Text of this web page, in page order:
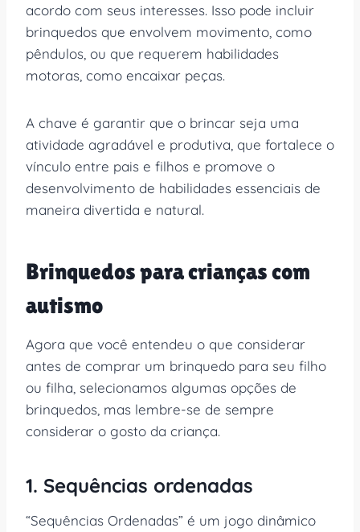
acordo com seus interesses. Isso pode incluir
brinquedos que envolvem movimento, como
pêndulos, ou que requerem habilidades
motoras, como encaixar peças.
A chave é garantir que o brincar seja uma
atividade agradável e produtiva, que fortalece o
vínculo entre pais e filhos e promove o
desenvolvimento de habilidades essenciais de
maneira divertida e natural.
Brinquedos para crianças com
autismo
Agora que você entendeu o que considerar
antes de comprar um brinquedo para seu filho
ou filha, selecionamos algumas opções de
brinquedos, mas lembre-se de sempre
considerar o gosto da criança.
1. Sequências ordenadas
“Sequências Ordenadas” é um jogo dinâmico